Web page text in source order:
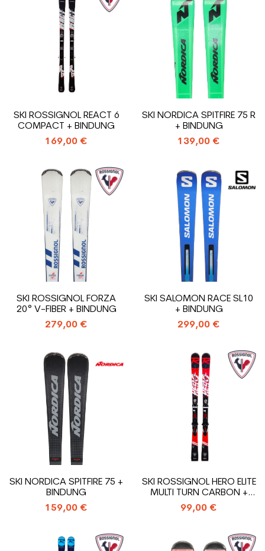
SKI ROSSIGNOL REACT 6
COMPACT + BINDUNG
169,00 €
SKI NORDICA SPITFIRE 75 R
+ BINDUNG
139,00 €
SKI ROSSIGNOL FORZA
20° V-FIBER + BINDUNG
279,00 €
SKI SALOMON RACE SL10
+ BINDUNG
299,00 €
SKI NORDICA SPITFIRE 75 +
BINDUNG
159,00 €
SKI ROSSIGNOL HERO ELITE
MULTI TURN CARBON +
BINDUNG
99,00 €